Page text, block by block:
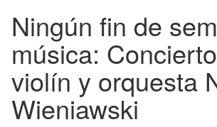
Ningún fin de
música:
violín y orquesta
Wieniawski